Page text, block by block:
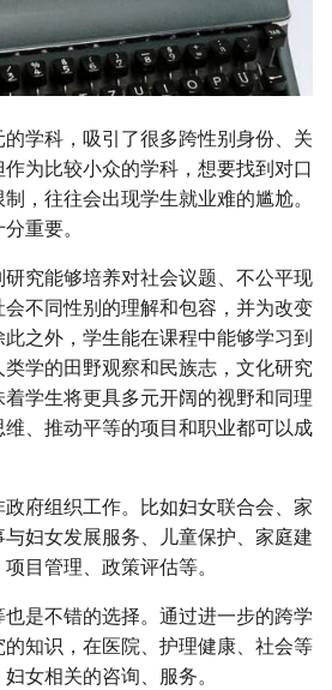
学科，吸引了很多跨性别身份、关
为比较小众的学科，想要找到对口
，往往会出现学生就业难的尴尬。
重要。
究能够培养对社会议题、不公平现
不同性别的理解和包容，并为改变
之外，学生能在课程中能够学习到
学的田野观察和民族志，文化研究
学生将更具多元开阔的视野和同理
、推动平等的项目和职业都可以成
府组织工作。比如妇女联合会、家
妇女发展服务、儿童保护、家庭建
目管理、政策评估等。
是不错的选择。通过进一步的跨学
知识，在医院、护理健康、社会等
女相关的咨询、服务。